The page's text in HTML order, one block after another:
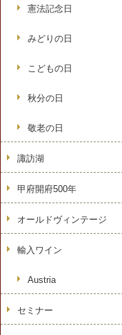
憲法記念日
みどりの日
こどもの日
秋分の日
敬老の日
諏訪湖
甲府開府500年
オールドヴィンテージ
輸入ワイン
Austria
セミナー